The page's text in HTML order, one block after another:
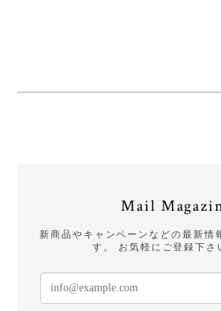
Mail
新商品やキャンペーンなどの最新情
す。 お気軽にご登録下さ